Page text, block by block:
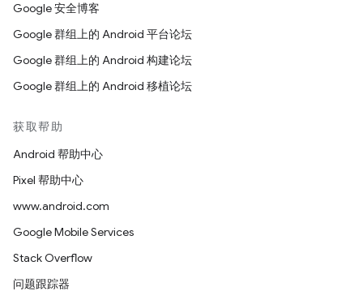
Google 安全博客
Google 群组上的 Android 平台论坛
Google 群组上的 Android 构建论坛
Google 群组上的 Android 移植论坛
获取帮助
Android 帮助中心
Pixel 帮助中心
www.android.com
Google Mobile Services
Stack Overflow
问题跟踪器